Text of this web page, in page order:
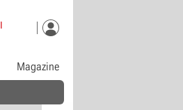
Magazine